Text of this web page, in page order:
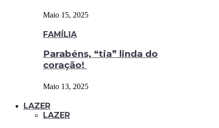
Maio 15, 2025
FAMÍLIA
Parabéns, “tia” linda do
coração!
Maio 13, 2025
LAZER
LAZER